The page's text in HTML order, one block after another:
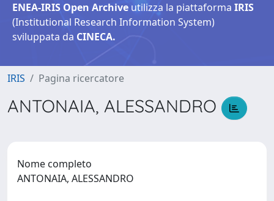
ENEA-IRIS Open Archive utilizza la piattaforma IRIS
(Institutional Research Information System)
sviluppata da CINECA.
IRIS Pagina ricercatore
ANTONAIA, ALESSANDRO
Nome completo
ANTONAIA, ALESSANDRO